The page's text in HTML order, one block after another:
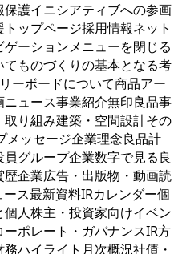
護イニシアティブへの参画
ップページ採用情報ネット
ーションメニューを閉じる
ものづくりの基本となる考
ーボードについて商品アー
ュース事業紹介無印良品事
り組み建築・空間設計その
メッセージ企業理念良品計
グループ企業数字で見る良
企業広告・出版物・動画読
ス最新資料IRカレンダー個
人株主・投資家向けイベン
ポレート・ガバナンスIR方
ハイライト月次概況社債・